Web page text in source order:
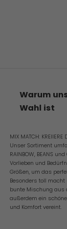
Warum
Wahl ist
MIX MATCH: KREIIERE
Unser Sortiment
RAINBOW, BEANS
Vorlieben und
Größen, um das
Besonders toll
bunte Mischung aus
außerdem ein
und Komfort vereint.